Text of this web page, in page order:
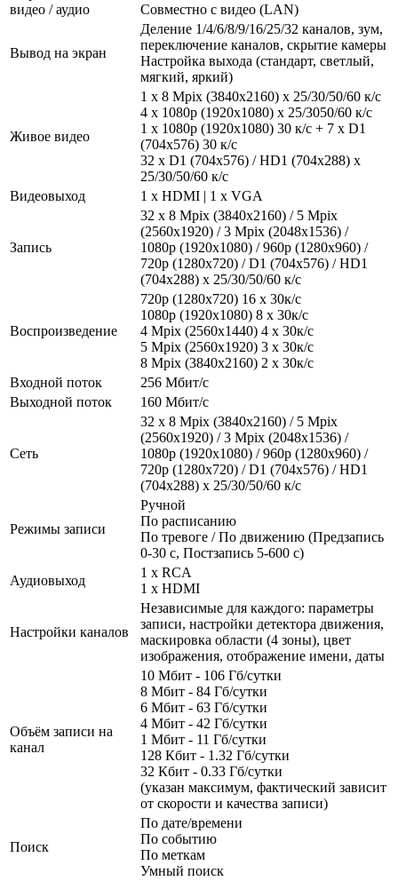
видео / аудио
Совместно с видео (LAN)
Вывод на экран
Деление 1/4/6/8/9/16/25/32 каналов, зум,
переключение каналов, скрытие камеры
Настройка выхода (стандарт, светлый,
мягкий, яркий)
Живое видео
1 x 8 Mpix (3840x2160) х 25/30/50/60 к/с
4 х 1080р (1920х1080) х 25/3050/60 к/с
1 x 1080p (1920х1080) 30 к/с + 7 x D1
(704x576) 30 к/с
32 х D1 (704x576) / HD1 (704x288) х
25/30/50/60 к/с
Видеовыход
1 x HDMI | 1 x VGA
Запись
32 х 8 Mpix (3840x2160) / 5 Mpix
(2560x1920) / 3 Mpix (2048х1536) /
1080p (1920х1080) / 960p (1280x960) /
720р (1280х720) / D1 (704x576) / HD1
(704x288) x 25/30/50/60 к/с
Воспроизведение
720p (1280х720) 16 x 30к/с
1080р (1920x1080) 8 x 30к/с
4 Mpix (2560x1440) 4 x 30к/с
5 Mpix (2560x1920) 3 x 30к/с
8 Mpix (3840x2160) 2 x 30к/с
Входной поток
256 Мбит/с
Выходной поток
160 Мбит/с
Сеть
32 х 8 Mpix (3840x2160) / 5 Mpix
(2560x1920) / 3 Mpix (2048х1536) /
1080p (1920х1080) / 960p (1280x960) /
720р (1280х720) / D1 (704x576) / HD1
(704x288) x 25/30/50/60 к/с
Режимы записи
Ручной
По расписанию
По тревоге / По движению (Предзапись
0-30 с, Постзапись 5-600 с)
Аудиовыход
1 x RCA
1 x HDMI
Настройки каналов
Независимые для каждого: параметры
записи, настройки детектора движения,
маскировка области (4 зоны), цвет
изображения, отображение имени, даты
Объём записи на
канал
10 Мбит - 106 Гб/сутки
8 Мбит - 84 Гб/сутки
6 Мбит - 63 Гб/сутки
4 Мбит - 42 Гб/сутки
1 Мбит - 11 Гб/сутки
128 Кбит - 1.32 Гб/сутки
32 Кбит - 0.33 Гб/сутки
(указан максимум, фактический зависит
от скорости и качества записи)
Поиск
По дате/времени
По событию
По меткам
Умный поиск